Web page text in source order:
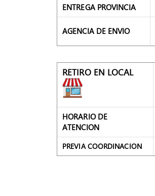
ENTREGA PROVINCIA
AGENCIA DE ENVIO
RETIRO EN LOCAL
HORARIO DE
ATENCION
PREVIA COORDINACION